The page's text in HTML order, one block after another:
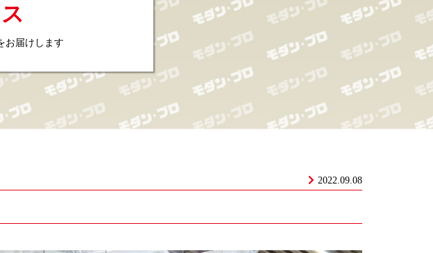
お届けします
2022.09.08